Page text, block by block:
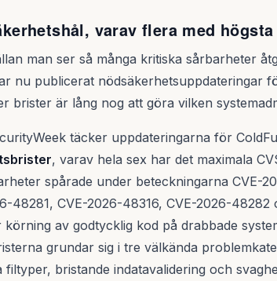
varav flera med
man ser så många kritiska sårbarheter
nu publicerat nödsäkerhetsuppdateringar
brister är lång nog att göra vilken
täcker uppdateringarna för
, varav hela sex har det maximala
spårade under beteckningarna CVE-
48281, CVE-2026-48316, CVE-2026-
körning av godtycklig kod på drabbade
grundar sig i tre välkända
filtyper, bristande indatavalidering och